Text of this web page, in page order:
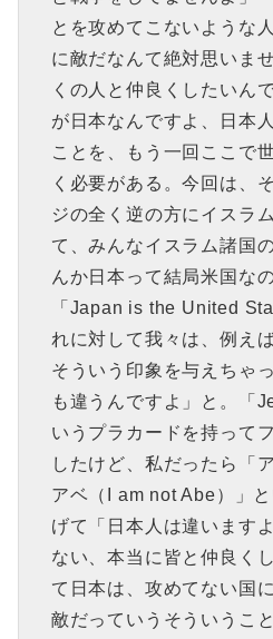
とを攻めてこないような
に敵だなんて絶対思いま
くの人と仲良くしたいん
が日本なんですよ、日本
ことを、もう一回ここで
く必要がある。今回は、
ジの全く逆の方にイスラ
て、みんなイスラム諸国
んか日本って結局米国な
「Japan is the United
れに対して我々は、例え
そういう印象を与えちゃ
も違うんですよ」と。「
いうプラカードを持って
したけど、私だったら「
アベ（I am not Abe）」
げて「日本人は違います
ない、本当に皆と仲良く
て日本は、攻めてない国
敵だっていうそういうこ